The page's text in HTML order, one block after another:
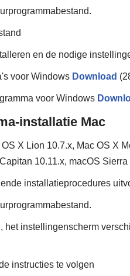
en de nodige
voor Windows Download
voor Windows
installatie Mac
OS X Lion 10.7.x, Mac OS X
10.11.x, macOS
installatieprocedures
het instellingenscherm
instructies te volgen